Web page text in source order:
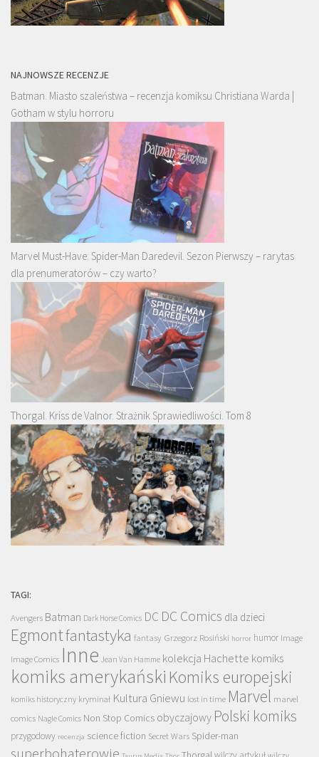
NAJNOWSZE RECENZJE
Batman. Miasto szaleństwa – recenzja komiksu Christiana Warda |
Gotham w stylu horroru
Marvel Must-Have: Spider-Man Daredevil. Sezon Pierwszy – rarytas
dla prenumeratorów – czy warto?
Thorgal. Kriss de Valnor. Strażnik Sprawiedliwości. Tom 8
TAGI:
Avengers Batman Dark Horse Comics DC DC Comics dla dzieci
Egmontfantastyka fantasy Grzegorz Rosiński horror humor Image
Image Comics Inne Jean Van Hamme kolekcja Hachette komiks
komiks amerykański Komiks europejski
komiks historyczny kryminał Kultura Gniewu lost in time Marvel marvel
comics Nagle Comics Non Stop Comics obyczajowy Polski komiks
przygodowy recenzja science fiction Secret Wars Spider-man
superbohaterowie